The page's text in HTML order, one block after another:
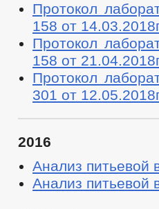
Протокол
158 от
Протокол
158 от
Протокол
301 от
2016
Анализ питьевой
Анализ питьевой